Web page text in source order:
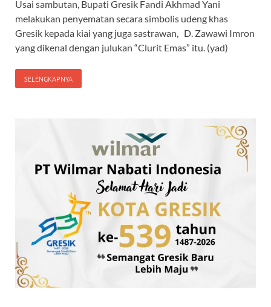
Usai sambutan, Bupati Gresik Fandi Akhmad Yani
melakukan penyematan secara simbolis udeng khas
Gresik kepada kiai yang juga sastrawan, D. Zawawi Imron
yang dikenal dengan julukan “Clurit Emas” itu. (yad)
SELENGKAPNYA